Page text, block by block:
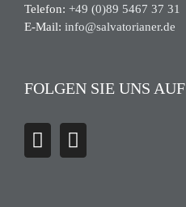
Telefon: +49 (0)89 5467 37 31
E-Mail: info@salvatorianer.de
FOLGEN SIE UNS AUF